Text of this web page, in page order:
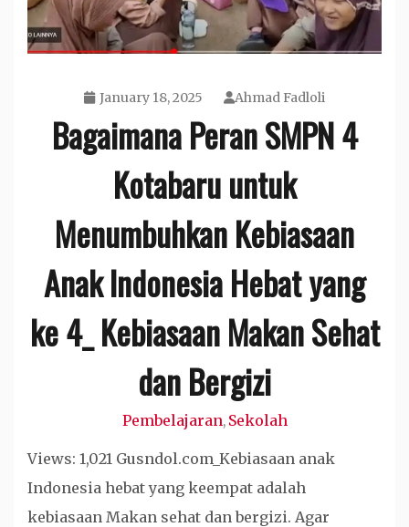
January 18, 2025 Ahmad Fadloli
Bagaimana Peran SMPN 4
Kotabaru untuk
Menumbuhkan Kebiasaan
Anak Indonesia Hebat yang
ke 4_ Kebiasaan Makan Sehat
dan Bergizi
Pembelajaran, Sekolah
Views: 1,021 Gusndol.com_Kebiasaan anak
Indonesia hebat yang keempat adalah
kebiasaan Makan sehat dan bergizi. Agar